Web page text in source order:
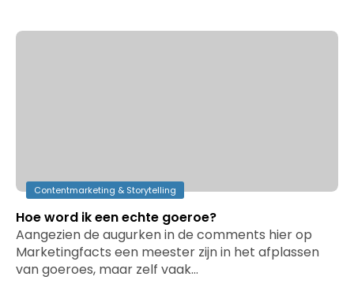
Contentmarketing & Storytelling
Hoe word ik een echte goeroe?
Aangezien de augurken in de comments hier op
Marketingfacts een meester zijn in het afplassen
van goeroes, maar zelf vaak…